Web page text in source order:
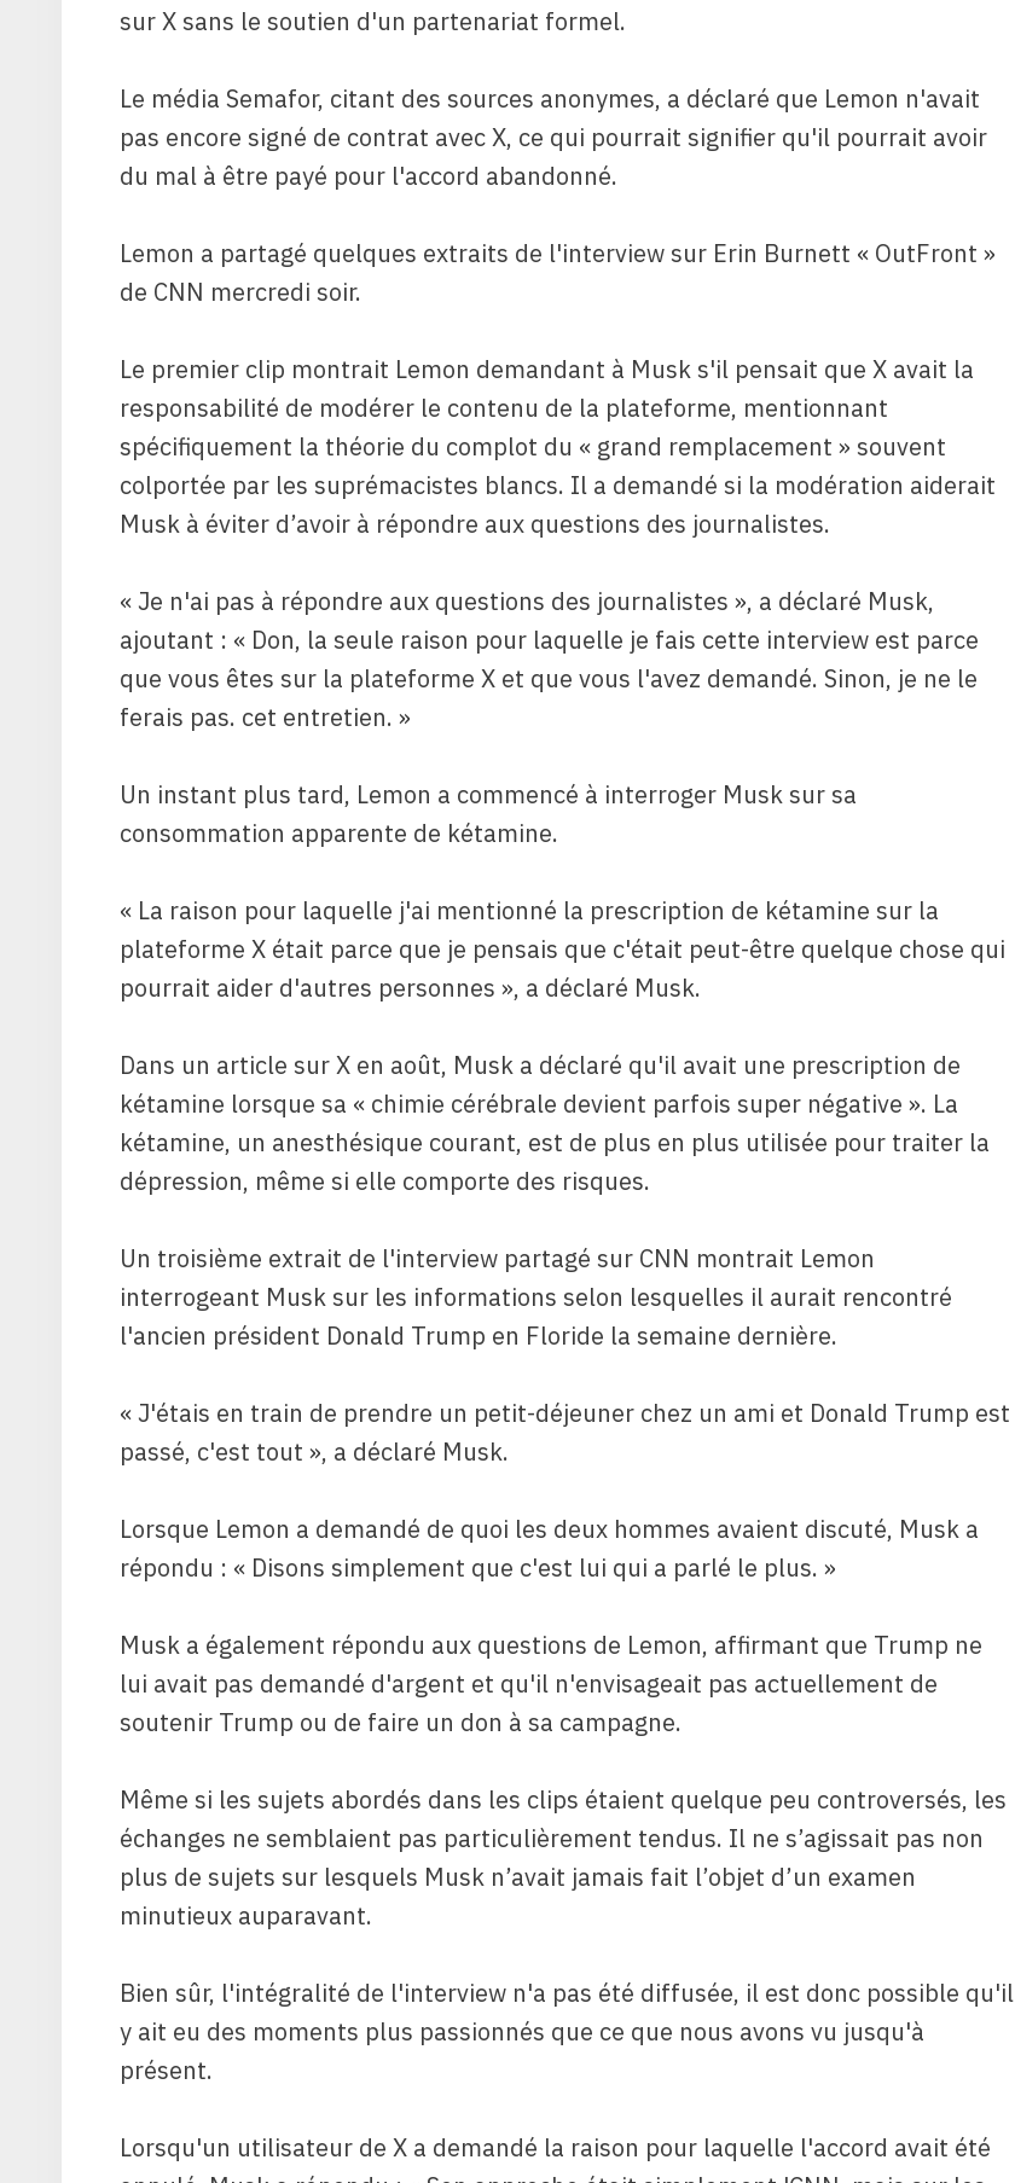
sur X sans le soutien d'un partenariat formel.
Le média Semafor, citant des sources anonymes, a déclaré que Lemon n'avait
pas encore signé de contrat avec X, ce qui pourrait signifier qu'il pourrait avoir
du mal à être payé pour l'accord abandonné.
Lemon a partagé quelques extraits de l'interview sur Erin Burnett « OutFront »
de CNN mercredi soir.
Le premier clip montrait Lemon demandant à Musk s'il pensait que X avait la
responsabilité de modérer le contenu de la plateforme, mentionnant
spécifiquement la théorie du complot du « grand remplacement » souvent
colportée par les suprémacistes blancs. Il a demandé si la modération aiderait
Musk à éviter d’avoir à répondre aux questions des journalistes.
« Je n'ai pas à répondre aux questions des journalistes », a déclaré Musk,
ajoutant : « Don, la seule raison pour laquelle je fais cette interview est parce
que vous êtes sur la plateforme X et que vous l'avez demandé. Sinon, je ne le
ferais pas. cet entretien. »
Un instant plus tard, Lemon a commencé à interroger Musk sur sa
consommation apparente de kétamine.
« La raison pour laquelle j'ai mentionné la prescription de kétamine sur la
plateforme X était parce que je pensais que c'était peut-être quelque chose qui
pourrait aider d'autres personnes », a déclaré Musk.
Dans un article sur X en août, Musk a déclaré qu'il avait une prescription de
kétamine lorsque sa « chimie cérébrale devient parfois super négative ». La
kétamine, un anesthésique courant, est de plus en plus utilisée pour traiter la
dépression, même si elle comporte des risques.
Un troisième extrait de l'interview partagé sur CNN montrait Lemon
interrogeant Musk sur les informations selon lesquelles il aurait rencontré
l'ancien président Donald Trump en Floride la semaine dernière.
« J'étais en train de prendre un petit-déjeuner chez un ami et Donald Trump est
passé, c'est tout », a déclaré Musk.
Lorsque Lemon a demandé de quoi les deux hommes avaient discuté, Musk a
répondu : « Disons simplement que c'est lui qui a parlé le plus. »
Musk a également répondu aux questions de Lemon, affirmant que Trump ne
lui avait pas demandé d'argent et qu'il n'envisageait pas actuellement de
soutenir Trump ou de faire un don à sa campagne.
Même si les sujets abordés dans les clips étaient quelque peu controversés, les
échanges ne semblaient pas particulièrement tendus. Il ne s’agissait pas non
plus de sujets sur lesquels Musk n’avait jamais fait l’objet d’un examen
minutieux auparavant.
Bien sûr, l'intégralité de l'interview n'a pas été diffusée, il est donc possible qu'il
y ait eu des moments plus passionnés que ce que nous avons vu jusqu'à
présent.
Lorsqu'un utilisateur de X a demandé la raison pour laquelle l'accord avait été